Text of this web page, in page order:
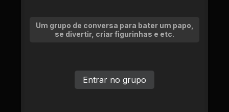
Um grupo de conversa para bater um papo,
se divertir, criar figurinhas e etc.
Entrar no grupo